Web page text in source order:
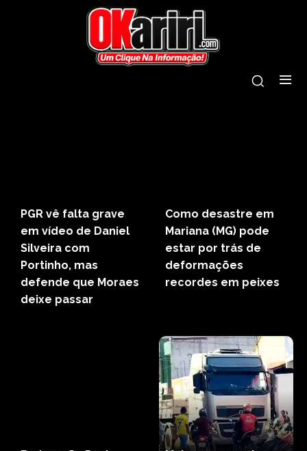
PGR vê falta grave
em vídeo de Daniel
Silveira com
Portinho, mas
defende que Moraes
deixe passar
Como desastre em
Mariana (MG) pode
estar por trás de
deformações
recordes em peixes